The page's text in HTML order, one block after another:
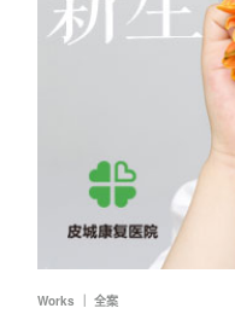
Works ｜ 全案